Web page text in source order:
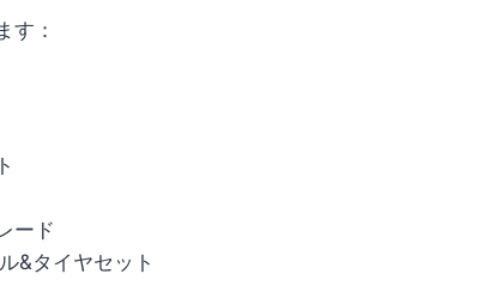
す：
ード
&タイヤセット